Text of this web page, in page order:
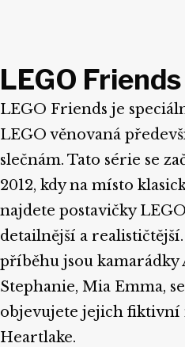
LEGO Friends
LEGO Friends je
LEGO věnovaná
slečnám. Tato série se
2012, kdy na místo
najdete postavičky
detailnější a
příběhu jsou kamarádky
Stephanie, Mia Emma,
objevujete jejich fiktivní
Heartlake.